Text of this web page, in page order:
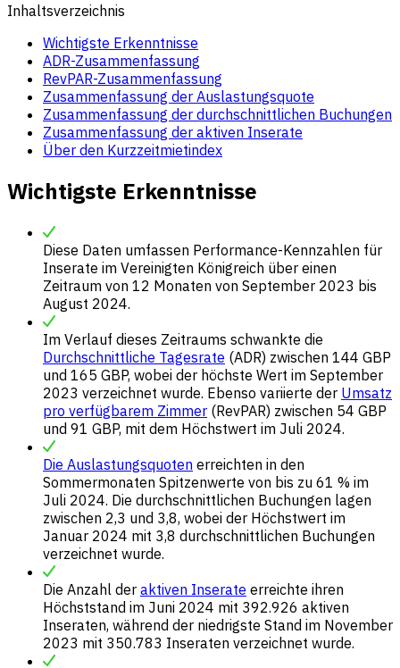
Inhaltsverzeichnis
Wichtigste Erkenntnisse
ADR-Zusammenfassung
RevPAR-Zusammenfassung
Zusammenfassung der Auslastungsquote
Zusammenfassung der durchschnittlichen Buchungen
Zusammenfassung der aktiven Inserate
Über den Kurzzeitmietindex
Wichtigste Erkenntnisse
Diese Daten umfassen Performance-Kennzahlen für
Inserate im Vereinigten Königreich über einen
Zeitraum von 12 Monaten von September 2023 bis
August 2024.
Im Verlauf dieses Zeitraums schwankte die
Durchschnittliche Tagesrate (ADR) zwischen 144 GBP
und 165 GBP, wobei der höchste Wert im September
2023 verzeichnet wurde. Ebenso variierte der Umsatz
pro verfügbarem Zimmer (RevPAR) zwischen 54 GBP
und 91 GBP, mit dem Höchstwert im Juli 2024.
Die Auslastungsquoten erreichten in den
Sommermonaten Spitzenwerte von bis zu 61 % im
Juli 2024. Die durchschnittlichen Buchungen lagen
zwischen 2,3 und 3,8, wobei der Höchstwert im
Januar 2024 mit 3,8 durchschnittlichen Buchungen
verzeichnet wurde.
Die Anzahl der aktiven Inserate erreichte ihren
Höchststand im Juni 2024 mit 392.926 aktiven
Inseraten, während der niedrigste Stand im November
2023 mit 350.783 Inseraten verzeichnet wurde.